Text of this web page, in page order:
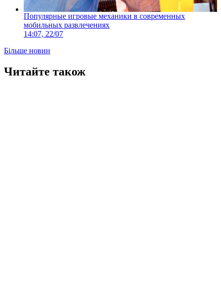
Популярные игровые механики в современных
мобильных развлечениях
14:07, 22/07
Більше новин
Читайте також